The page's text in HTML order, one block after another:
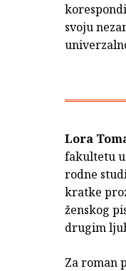
svoju
Lora
fakultetu u
rodne
kratke
ženskog
drugim
Za roman